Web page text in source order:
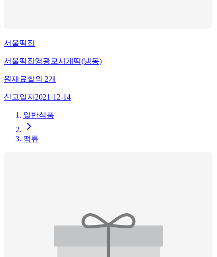
서울떡집
서울떡집영광모시개떡(냉동)
원재료쌀외 2개
신고일자2021-12-14
일반식품
떡류